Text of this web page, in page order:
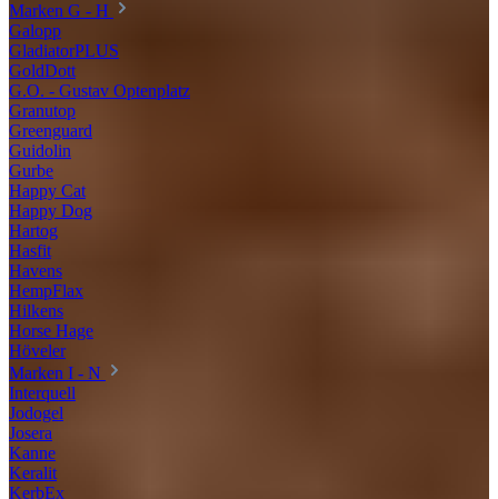
Marken G - H
Galopp
GladiatorPLUS
GoldDott
G.O. - Gustav Optenplatz
Granutop
Greenguard
Guidolin
Gurbe
Happy Cat
Happy Dog
Hartog
Hasfit
Havens
HempFlax
Hilkens
Horse Hage
Höveler
Marken I - N
Interquell
Jodogel
Josera
Kanne
Keralit
KerbEx